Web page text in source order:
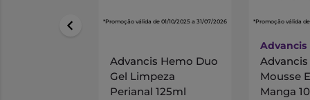
*Promoção válida de 01/10/2025 a 31/07/2026
Advancis Hemo Duo
Gel Limpeza
Perianal 125ml
*Promoção válida
Advancis
Mousse
Manga